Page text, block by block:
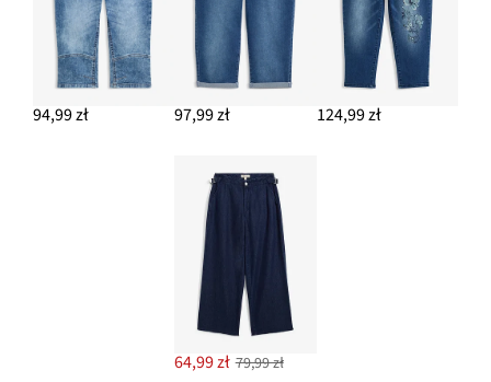
94,99 zł 97,99 zł 124,99 zł
64,99 zł 79,99 zł